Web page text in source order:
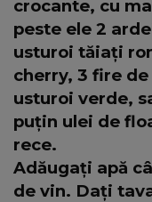
crocante, cu
peste ele 2
usturoi tăiați
cherry, 3 fire
usturoi verde,
puțin ulei de
rece.
Adăugați apă
de vin. Dați